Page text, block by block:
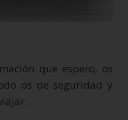
que espero, os
os de seguridad y